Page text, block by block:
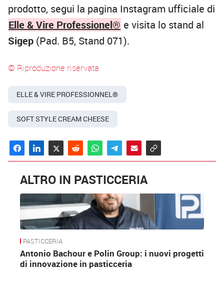
prodotto, segui la pagina Instagram ufficiale di
Elle & Vire Professionel® e visita lo stand al
Sigep (Pad. B5, Stand 071).
© Riproduzione riservata
ELLE & VIRE PROFESSIONNEL®
SOFT STYLE CREAM CHEESE
ALTRO IN PASTICCERIA
PASTICCERIA
Antonio Bachour e Polin Group: i nuovi progetti
di innovazione in pasticceria